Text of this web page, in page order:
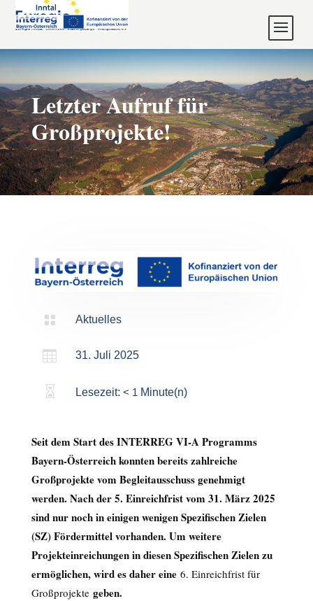
Letzter Aufruf für
Großprojekte!
 Aktuelles
 31. Juli 2025
 Lesezeit: < 1 Minute(n)
Seit dem Start des INTERREG VI-A Programms
Bayern-Österreich konnten bereits zahlreiche
Großprojekte vom Begleitausschuss genehmigt
werden. Nach der 5. Einreichfrist vom 31. März 2025
sind nur noch in einigen wenigen Spezifischen Zielen
(SZ) Fördermittel vorhanden. Um weitere
Projekteinreichungen in diesen Spezifischen Zielen zu
ermöglichen, wird es daher eine 6. Einreichfrist für
Großprojektegeben.